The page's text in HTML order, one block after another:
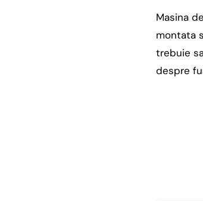
Masina
montata
trebuie
despre